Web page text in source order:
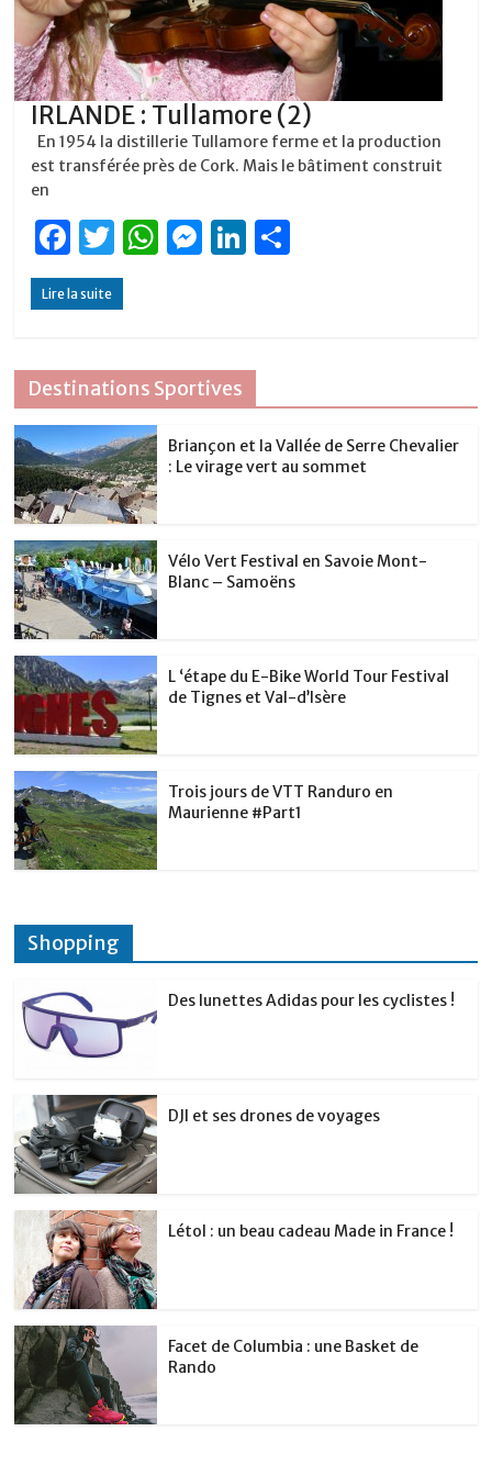
IRLANDE : Tullamore (2)
En 1954 la distillerie Tullamore ferme et la production
est transférée près de Cork. Mais le bâtiment construit
en
F
a
c
b
o
o
k
T
w
it
r
W
A
p
p
M
n
g
er
Li
dI
n
Lire la suite
Destinations Sportives
Briançon et la Vallée de Serre Chevalier
: Le virage vert au sommet
Vélo Vert Festival en Savoie Mont-
Blanc – Samoëns
L ‘étape du E-Bike World Tour Festival
de Tignes et Val-d’Isère
Trois jours de VTT Randuro en
Maurienne #Part1
Shopping
Des lunettes Adidas pour les cyclistes !
DJI et ses drones de voyages
Létol : un beau cadeau Made in France !
Facet de Columbia : une Basket de
Rando